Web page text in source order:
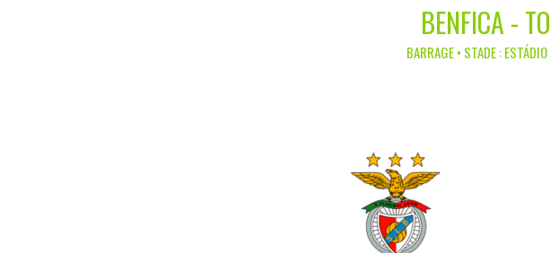
BENFICA -
BARRAGE • STADE :